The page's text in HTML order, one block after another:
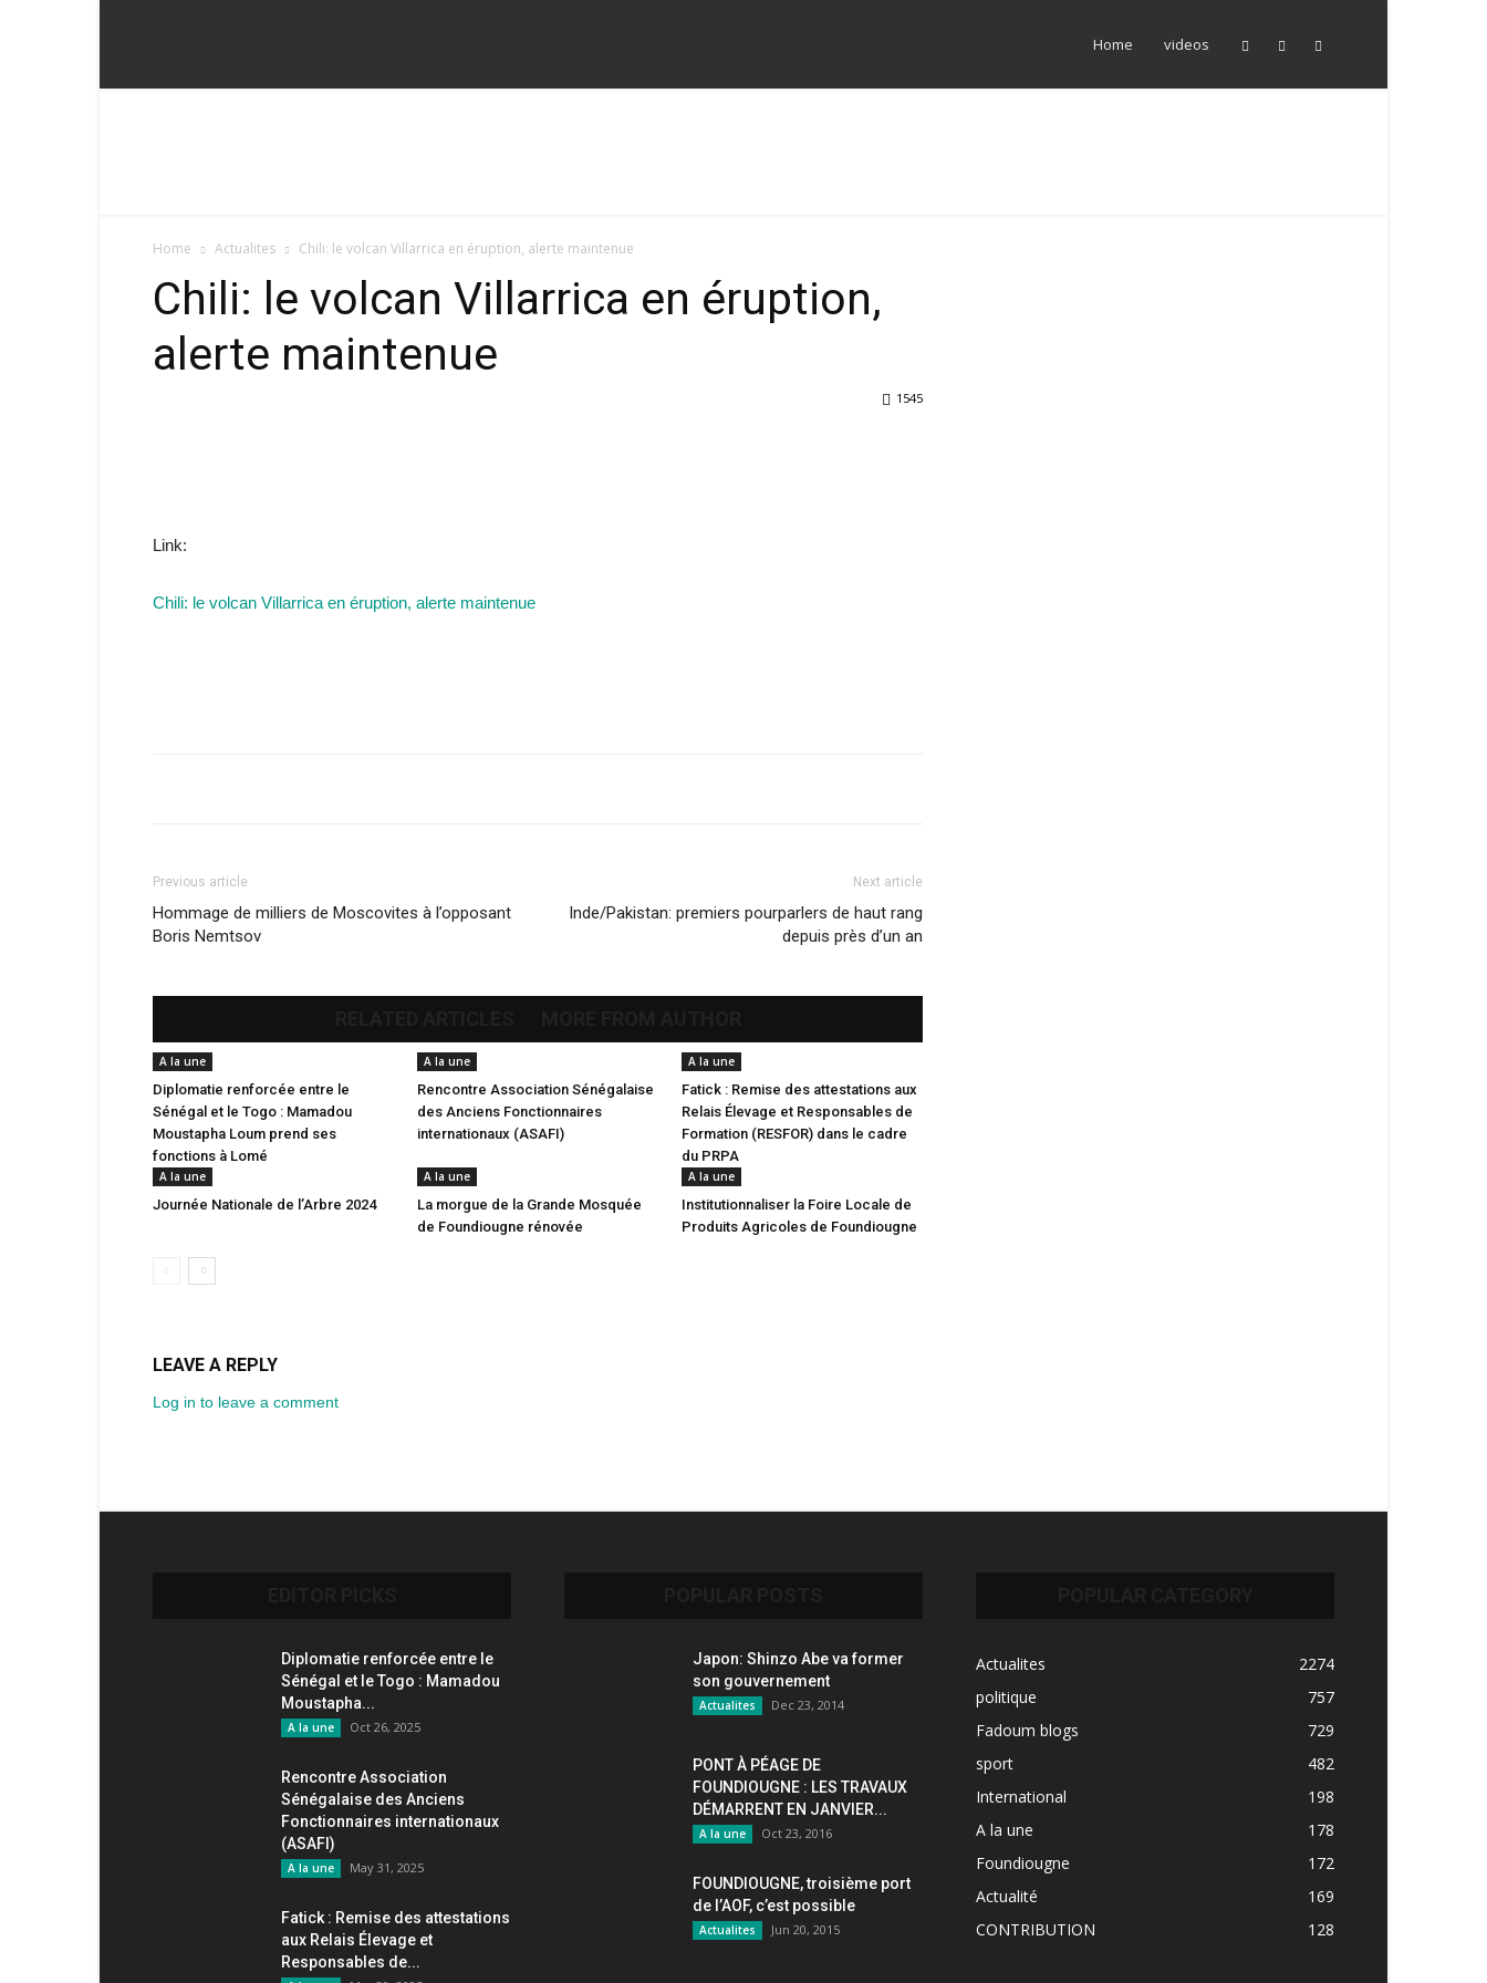
Home videos
Home Actualites Chili: le volcan Villarrica en éruption, alerte maintenue
Chili: le volcan Villarrica en éruption,
alerte maintenue
1545
Link:
Chili: le volcan Villarrica en éruption, alerte maintenue
Previous article
Hommage de milliers de Moscovites à l’opposant
Boris Nemtsov
Next article
Inde/Pakistan: premiers pourparlers de haut rang
depuis près d’un an
A la une
Diplomatie renforcée entre le
Sénégal et le Togo : Mamadou
Moustapha Loum prend ses
fonctions à Lomé
A la une
Rencontre Association Sénégalaise
des Anciens Fonctionnaires
internationaux (ASAFI)
A la une
Fatick : Remise des attestations aux
Relais Élevage et Responsables de
Formation (RESFOR) dans le cadre
du PRPA
A la une
Journée Nationale de l’Arbre 2024
A la une
La morgue de la Grande Mosquée
de Foundiougne rénovée
A la une
Institutionnaliser la Foire Locale de
Produits Agricoles de Foundiougne
LEAVE A REPLY
Log in to leave a comment
Diplomatie renforcée entre le
Sénégal et le Togo : Mamadou
Moustapha...
A la une Oct 26, 2025
Rencontre Association
Sénégalaise des Anciens
Fonctionnaires internationaux
(ASAFI)
A la une May 31, 2025
Fatick : Remise des attestations
aux Relais Élevage et
Responsables de...
Japon: Shinzo Abe va former
son gouvernement
Actualites Dec 23, 2014
PONT À PÉAGE DE
FOUNDIOUGNE : LES TRAVAUX
DÉMARRENT EN JANVIER...
A la une Oct 23, 2016
FOUNDIOUGNE, troisième port
de l’AOF, c’est possible
Actualites Jun 20, 2015
Actualites
2274
politique
757
Fadoum blogs
729
sport
482
International
198
A la une
178
Foundiougne
172
Actualité
169
CONTRIBUTION
128